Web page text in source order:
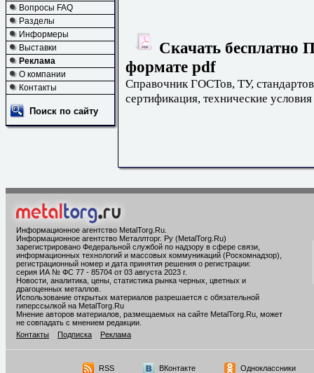
Вопросы FAQ
Разделы
Информеры
Выставки
Реклама
О компании
Контакты
Поиск по сайту
Скачать бесплатно
формате pdf
Справочник ГОСТов, ТУ,
сертификация, технические условия
Информационное агентство MetalTorg.Ru
Информационное агентство Металлторг. Ру (MetalTorg.Ru)
зарегистрировано Федеральной службой по надзору в сфере связи,
информационных технологий и массовых коммуникаций (Роскомнадзор),
регистрационный номер и дата принятия решения о регистрации:
серия ИА № ФС 77 - 85704 от 03 августа 2023 г.
Новости, аналитика, цены, статистика рынка черных, цветных и
драгоценных металлов.
Использование открытых материалов разрешается с обязательной
гиперссылкой на MetalTorg.Ru
Мнение авторов материалов, размещаемых на сайте MetalTorg.Ru, может
не совпадать с мнением редакции.
Контакты
Подписка Реклама
RSS ВКонтакте Одноклассники